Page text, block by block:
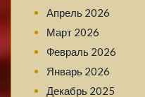
Апрель 2026
Март 2026
Февраль 2026
Январь 2026
Декабрь 2025